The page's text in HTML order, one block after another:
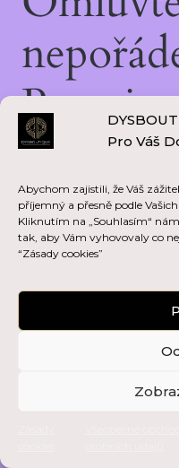
Pro Váš
Abychom zajistili, že Váš
příjemný a přesně podle
Kliknutím na „Souhlasím“
tak, aby Vám vyhovovaly co
“Zásady cookies”
něčem
vraťte